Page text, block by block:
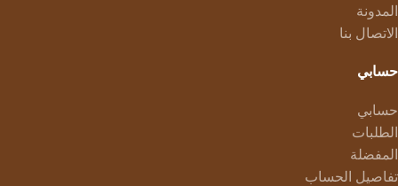
المدونة
الاتصال بنا
حسابي
حسابي
الطلبات
المفضلة
تفاصيل الحساب